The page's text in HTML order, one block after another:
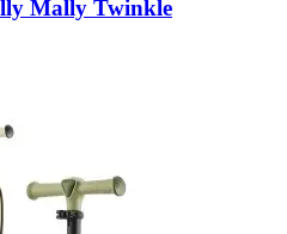
Mally Twinkle